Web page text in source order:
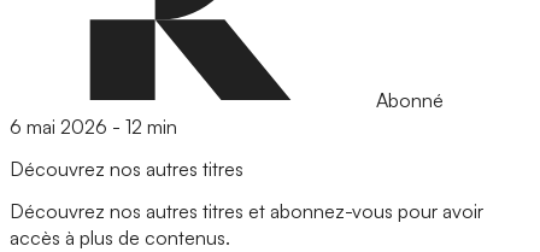
Abonné
6 mai 2026 - 12 min
Découvrez nos autres titres
Découvrez nos autres titres et abonnez-vous pour avoir
accès à plus de contenus.